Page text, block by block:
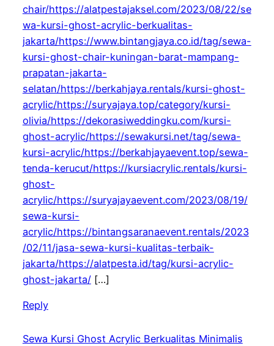
chair/https://alatpestajaksel.com/2023/08/22/se
wa-kursi-ghost-acrylic-berkualitas-
jakarta/https://www.bintangjaya.co.id/tag/sewa-
kursi-ghost-chair-kuningan-barat-mampang-
prapatan-jakarta-
selatan/https://berkahjaya.rentals/kursi-ghost-
acrylic/https://suryajaya.top/category/kursi-
olivia/https://dekorasiweddingku.com/kursi-
ghost-acrylic/https://sewakursi.net/tag/sewa-
kursi-acrylic/https://berkahjayaevent.top/sewa-
tenda-kerucut/https://kursiacrylic.rentals/kursi-
ghost-
acrylic/https://suryajayaevent.com/2023/08/19/
sewa-kursi-
acrylic/https://bintangsaranaevent.rentals/2023
/02/11/jasa-sewa-kursi-kualitas-terbaik-
jakarta/https://alatpesta.id/tag/kursi-acrylic-
ghost-jakarta/[…]
Reply
Sewa Kursi Ghost Acrylic Berkualitas Minimalis